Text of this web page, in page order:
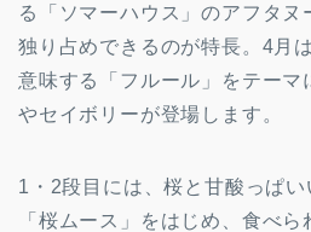
る「ソマーハウス」のアフタヌ
独り占めできるのが特長。4月
意味する「フルール」をテーマ
やセイボリーが登場します。
1・2段目には、桜と甘酸っぱ
「桜ムース」をはじめ、食べ